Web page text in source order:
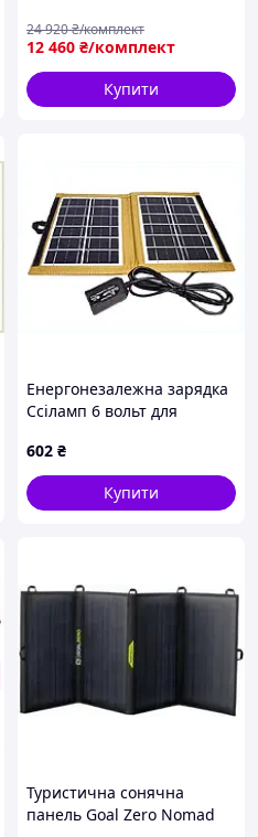
Сонячні батареї для дому +
контролер 20А
12 460 ₴/комплект
24 920₴/комплект
Купити
Енергонезалежна зарядка
Ссіламп 6 вольт для
602 ₴
Купити
Туристична сонячна
панель Goal Zero Nomad